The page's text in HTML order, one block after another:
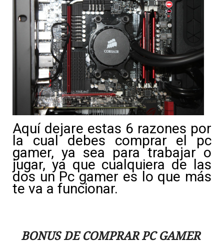
Aquí dejare estas 6 razones por
la cual debes comprar el pc
gamer, ya sea para trabajar o
jugar, ya que cualquiera de las
dos un Pc gamer es lo que más
te va a funcionar.
BONUS DE COMPRAR PC GAMER